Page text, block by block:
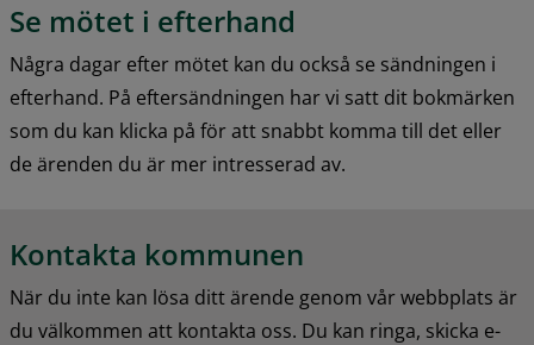
Se mötet i efterhand
Några dagar efter mötet kan du också se sändningen i
efterhand. På eftersändningen har vi satt dit bokmärken
som du kan klicka på för att snabbt komma till det eller
de ärenden du är mer intresserad av.
Kontakta kommunen
När du inte kan lösa ditt ärende genom vår webbplats är
du välkommen att kontakta oss. Du kan ringa, skicka e-